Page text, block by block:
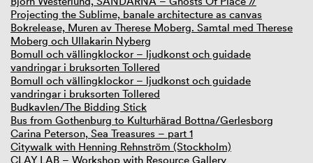
Projecting the Sublime, banale architecture as canvas
Bokrelease, Muren av Therese Moberg. Samtal med Therese
Moberg och Ullakarin Nyberg
Bomull och vällingklockor – ljudkonst och guidade
vandringar i bruksorten Tollered
Bomull och vällingklockor – ljudkonst och guidade
vandringar i bruksorten Tollered
Budkavlen/The Bidding Stick
Bus from Gothenburg to Kulturhärad Bottna/Gerlesborg
Carina Peterson, Sea Treasures – part 1
Citywalk with Henning Rehnström (Stockholm)
CLAY LAB – Workshop with Resource Gallery